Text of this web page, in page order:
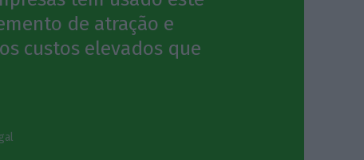
de atração e
custos elevados que